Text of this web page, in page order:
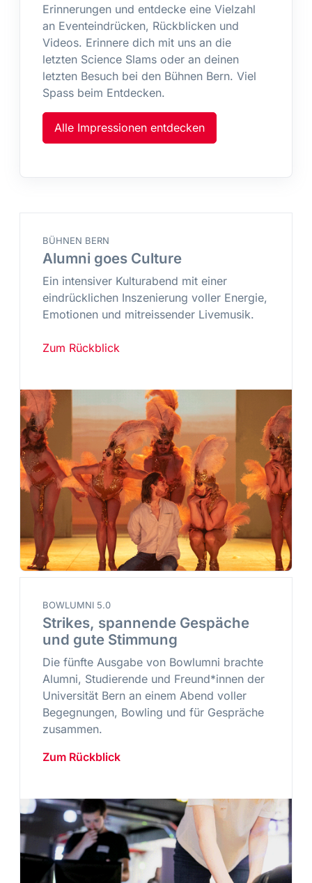
Erinnerungen und entdecke eine Vielzahl
an Eventeindrücken, Rückblicken und
Videos. Erinnere dich mit uns an die
letzten Science Slams oder an deinen
letzten Besuch bei den Bühnen Bern. Viel
Spass beim Entdecken.
Alle Impressionen entdecken
BÜHNEN BERN
Alumni goes Culture
Ein intensiver Kulturabend mit einer
eindrücklichen Inszenierung voller Energie,
Emotionen und mitreissender Livemusik.
Zum Rückblick
BOWLUMNI 5.0
Strikes, spannende Gespäche
und gute Stimmung
Die fünfte Ausgabe von Bowlumni brachte
Alumni, Studierende und Freund*innen der
Universität Bern an einem Abend voller
Begegnungen, Bowling und für Gespräche
zusammen.
Zum Rückblick